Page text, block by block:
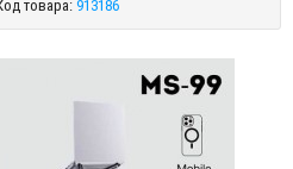
товара: 913186